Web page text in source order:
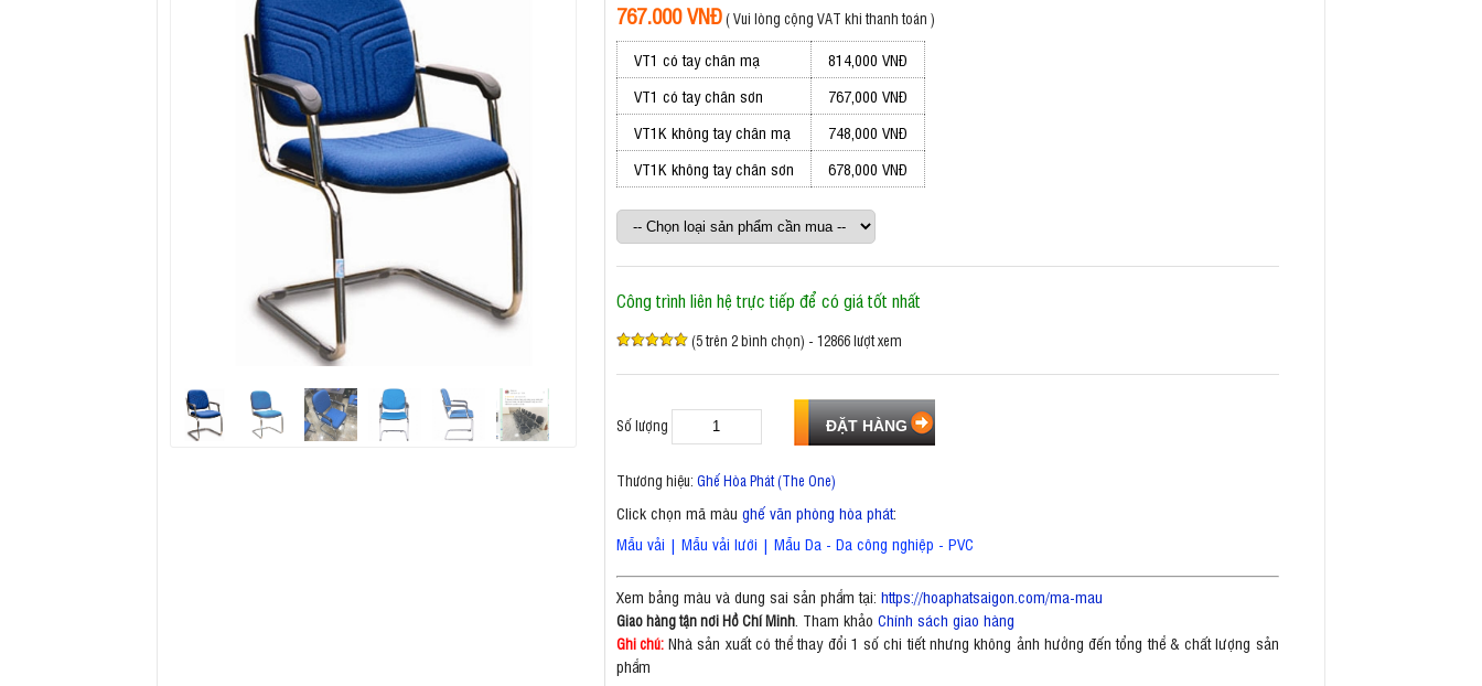
767.000 VNĐ( Vui lòng cộng VAT khi thanh toán )
VT1 có tay chân mạ
814,000 VNĐ
VT1 có tay chân sơn
767,000 VNĐ
VT1K không tay chân mạ
748,000 VNĐ
VT1K không tay chân sơn
678,000 VNĐ
Công trình liên hệ trực tiếp để có giá tốt nhất
(5 trên 2 bình chọn) - 12866 lượt xem
Số lượng
Thương hiệu: Ghế Hòa Phát (The One)
Click chọn mã màu ghế văn phòng hòa phát:
Mẫu vải | Mẫu vải lưới | Mẫu Da - Da công nghiệp - PVC
Xem bảng màu và dung sai sản phẩm tại: https://hoaphatsaigon.com/ma-mau
Giao hàng tận nơi Hồ Chí Minh. Tham khảo Chính sách giao hàng
Ghi chú:Nhà sản xuất có thể thay đổi 1 số chi tiết nhưng không ảnh hưởng đến tổng thể & chất lượng sản
phẩm